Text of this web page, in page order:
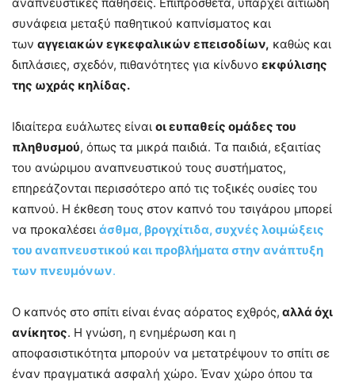
συνάφεια μεταξύ παθητικού καπνίσματος και
των αγγειακών εγκεφαλικών επεισοδίων, καθώς και
διπλάσιες, σχεδόν, πιθανότητες για κίνδυνο εκφύλισης
της ωχράς κηλίδας.
Ιδιαίτερα ευάλωτες είναι οι ευπαθείς ομάδες του
πληθυσμού, όπως τα μικρά παιδιά. Τα παιδιά, εξαιτίας
του ανώριμου αναπνευστικού τους συστήματος,
επηρεάζονται περισσότερο από τις τοξικές ουσίες του
καπνού. Η έκθεση τους στον καπνό του τσιγάρου μπορεί
να προκαλέσει άσθμα, βρογχίτιδα, συχνές λοιμώξεις
του αναπνευστικού και προβλήματα στην ανάπτυξη
των πνευμόνων.
Ο καπνός στο σπίτι είναι ένας αόρατος εχθρός, αλλά όχι
ανίκητος. Η γνώση, η ενημέρωση και η
αποφασιστικότητα μπορούν να μετατρέψουν το σπίτι σε
έναν πραγματικά ασφαλή χώρο. Έναν χώρο όπου τα